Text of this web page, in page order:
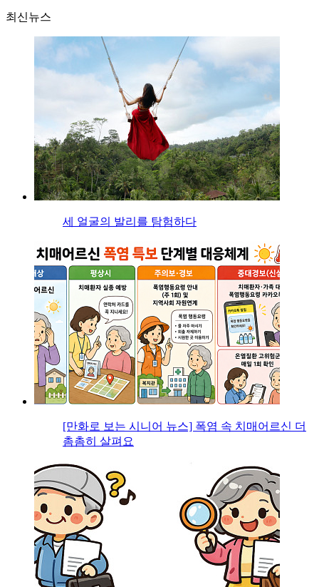
최신뉴스
세 얼굴의 발리를 탐험하다
[만화로 보는 시니어 뉴스] 폭염 속 치매어르신 더
촘촘히 살펴요